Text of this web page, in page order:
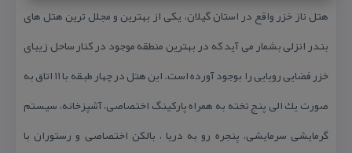
هتل ناز خزر واقع در استان گیلان، یكی از بهترین و مجلل ترین هتل های
بندر انزلی بشمار می آید كه در بهترین منطقه موجود در كنار ساحل زیبای
خزر فضایی رویایی را بوجود آورده است. این هتل در چهار طبقه با ۱۱ اتاق به
صورت یك الی پنج تخته به همراه پاركینگ اختصاصی، آشپزخانه، سیستم
گرمایشی سرمایشی، پنجره رو به دریا ، بالكن اختصاصی و رستوران با